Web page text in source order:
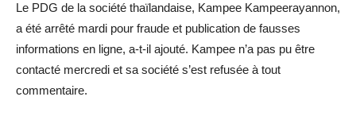
Le PDG de la société thaïlandaise, Kampee Kampeerayannon,
a été arrêté mardi pour fraude et publication de fausses
informations en ligne, a-t-il ajouté. Kampee n’a pas pu être
contacté mercredi et sa société s’est refusée à tout
commentaire.